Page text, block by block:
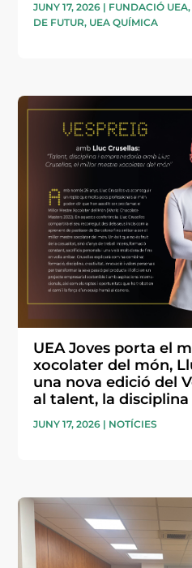
JUNY 17, 2026 | FUNDACIÓ UEA,
DE FUTUR, UEA QUÍMICA
UEA Joves porta el
xocolater del món,
una nova edició del
al talent, la
JUNY 17, 2026 | NOTÍCIES